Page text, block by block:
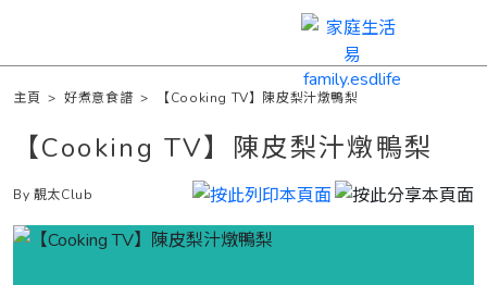
主頁 >好煮意食譜 > 【Cooking TV】陳皮梨汁燉鴨梨
【Cooking TV】陳皮梨汁燉鴨梨
By 靚太Club